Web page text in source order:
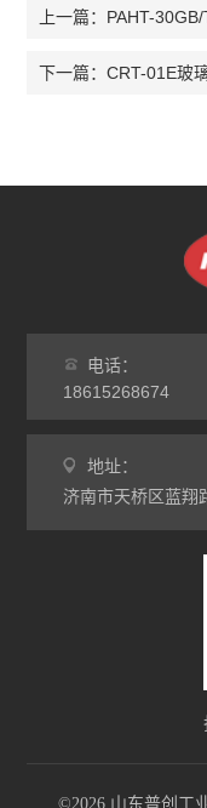
上一篇： PAHT-
下一篇：CRT-01E玻
电话：
18615268674
地址：
济南市天桥区蓝翔
©2026 山东普创工